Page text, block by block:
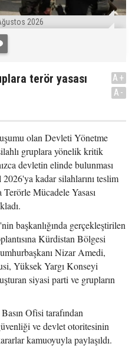
2026
terör yasası
A+
A-
olan Devleti Yönetme
gruplara yönelik kritik
devletin elinde bulunması
kadar silahlarını teslim
Mücadele Yasası
başkanlığında gerçekleştirilen
Kürdistan Bölgesi
Nizar Amedi,
Yüksek Yargı Konseyi
siyasi parti ve grupların
Ofisi tarafından
ve devlet otoritesinin
kamuoyuyla paylaşıldı.